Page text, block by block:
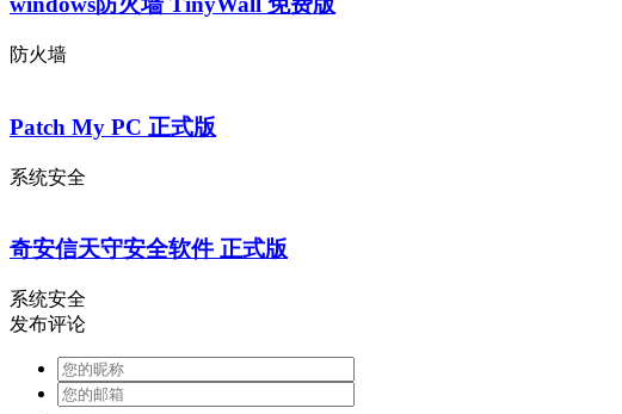
防火墙
Patch My PC 正式版
系统安全
奇安信天守安全软件 正式版
系统安全
发布评论